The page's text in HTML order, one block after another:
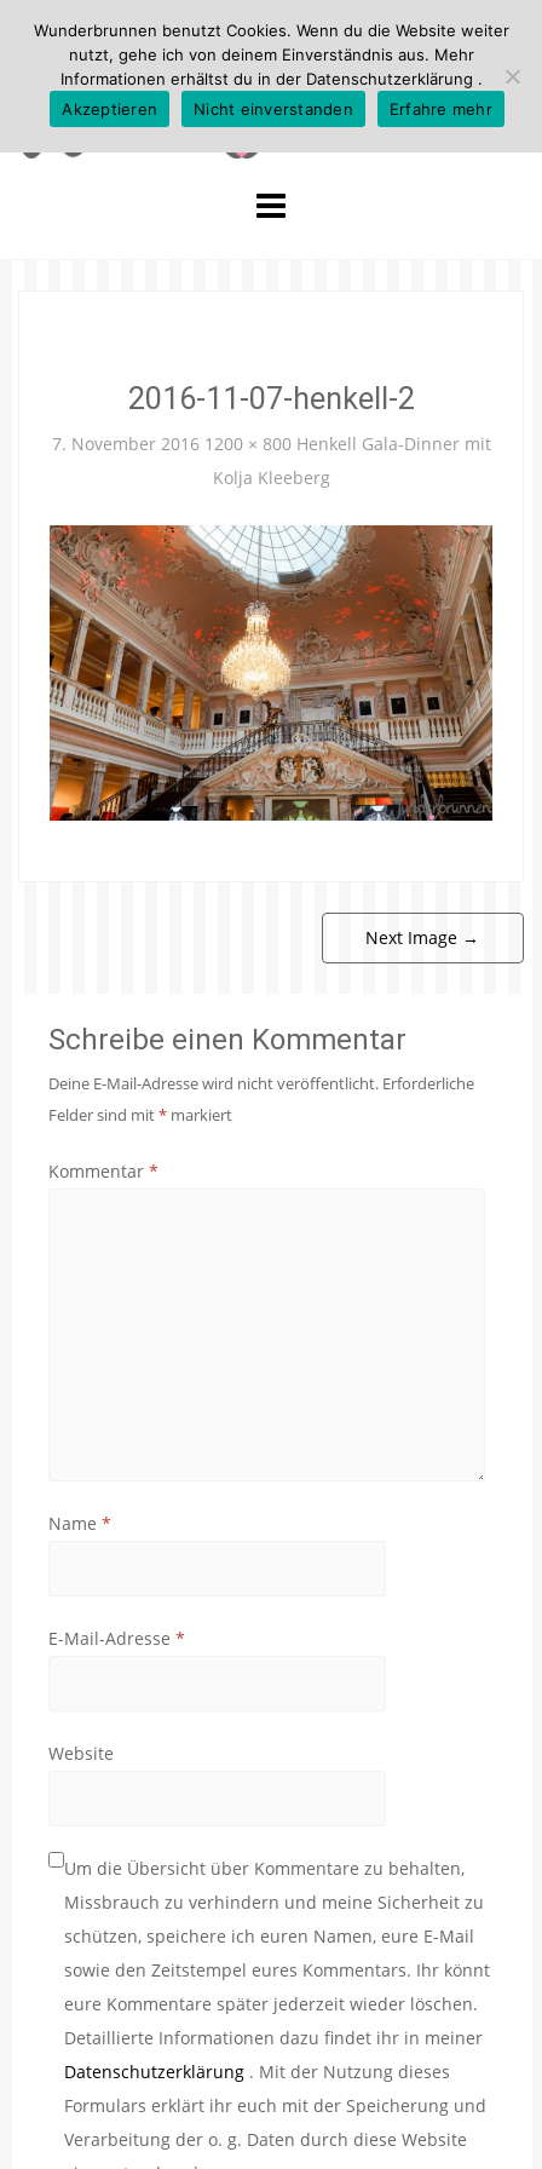
2016-11-07-henkell-2
7. November 2016 1200 × 800 Henkell Gala-Dinner mit
Kolja Kleeberg
Next Image →
Schreibe einen Kommentar
Deine E-Mail-Adresse wird nicht veröffentlicht. Erforderliche
Felder sind mit* markiert
Kommentar *
Name *
E-Mail-Adresse *
Website
Um die Übersicht über Kommentare zu behalten,
Missbrauch zu verhindern und meine Sicherheit zu
schützen, speichere ich euren Namen, eure E-Mail
sowie den Zeitstempel eures Kommentars. Ihr könnt
eure Kommentare später jederzeit wieder löschen.
Detaillierte Informationen dazu findet ihr in meiner
Datenschutzerklärung . Mit der Nutzung dieses
Formulars erklärt ihr euch mit der Speicherung und
Verarbeitung der o. g. Daten durch diese Website
Wunderbrunnen benutzt Cookies. Wenn du die Website weiter
nutzt, gehe ich von deinem Einverständnis aus. Mehr
Informationen erhältst du in der Datenschutzerklärung .
Akzeptieren
Nicht einverstanden Erfahre mehr